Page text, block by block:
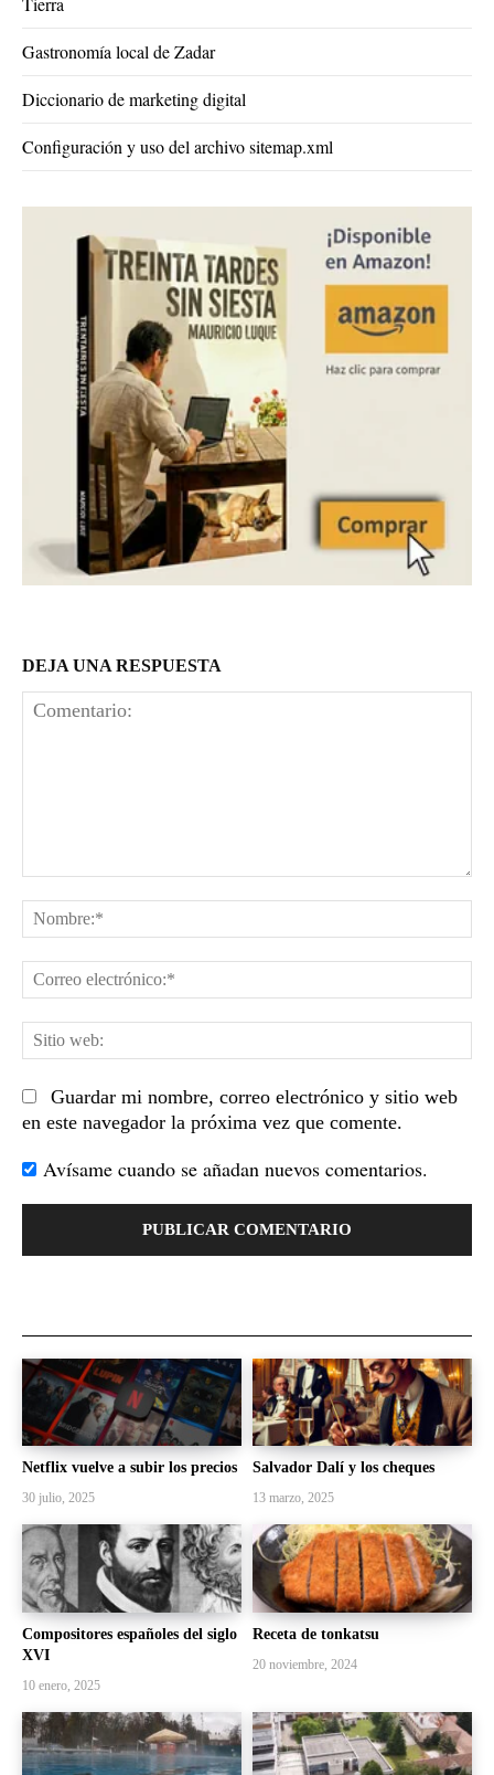
DEJA UNA RESPUESTA
Guardar mi nombre, correo electrónico y sitio web
en este navegador la próxima vez que comente.
Avísame cuando se añadan nuevos comentarios.
Gastronomía local de Zadar
Diccionario de marketing digital
Configuración y uso del archivo sitemap.xml
Netflix vuelve a subir los precios
30 julio, 2025
Salvador Dalí y los cheques
13 marzo, 2025
Compositores españoles del siglo
XVI
10 enero, 2025
Receta de tonkatsu
20 noviembre, 2024